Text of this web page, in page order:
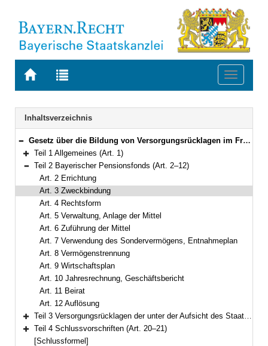
Zur
BAYERN.RECHT
Zur
letzten
Suche
Toggle
Navigation
Inhaltsverzeichnis
Bereich reduzieren
Gesetz über die Bildung von Versorgungsrücklagen im Freistaat Bayern (BayVersRücklG) Vom 11. Dezember 2012 (GVBl. S. 613) BayRS 2032-0-F (Art. 1–21)
Bereich erweitern
Teil 1 Allgemeines (Art. 1)
Bereich reduzieren
Teil 2 Bayerischer Pensionsfonds (Art. 2–12)
Art. 2 Errichtung
Art. 3 Zweckbindung
Art. 4 Rechtsform
Art. 5 Verwaltung, Anlage der Mittel
Art. 6 Zuführung der Mittel
Art. 7 Verwendung des Sondervermögens, Entnahmeplan
Art. 8 Vermögenstrennung
Art. 9 Wirtschaftsplan
Art. 10 Jahresrechnung, Geschäftsbericht
Art. 11 Beirat
Art. 12 Auflösung
Bereich erweitern
Teil 3 Versorgungsrücklagen der unter der Aufsicht des Staates stehenden Körperschaften, Anstalten und Stiftungen des öffentlichen Rechts (Art. 13–19)
Bereich erweitern
Teil 4 Schlussvorschriften (Art. 20–21)
[Schlussformel]